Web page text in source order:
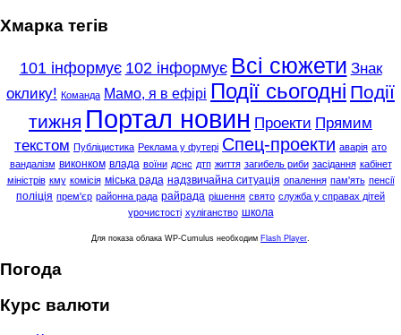
Хмарка тегів
101 інформує 102 інформує Всі сюжети Знак
оклику! Команда Мамо, я в ефірі Події сьогодні Події
тижня Портал новин Проекти Прямим
текстом Публіцистика Реклама у футері Спец-проекти аварія ато
вандалізм виконком влада воїни дснс дтп життя загибель риби засідання кабінет
міністрів кму комісія міська рада надзвичайна ситуація опалення пам'ять пенсії
поліція прем'єр районна рада райрада рішення свято служба у справах дітей
урочистості хуліганство школа
Для показа облака WP-Cumulus необходим Flash Player
Погода
Курс валюти